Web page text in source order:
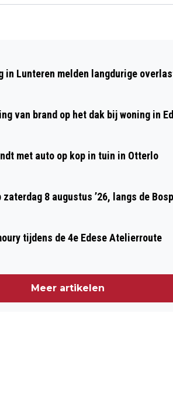
UIT
MICHAEL DE
in Lunteren melden langdurige
van brand op het dak bij woning in
met auto op kop in tuin in Otterlo
8 augustus ’26, langs de
tijdens de 4e Edese Atelierroute
Meer artikelen